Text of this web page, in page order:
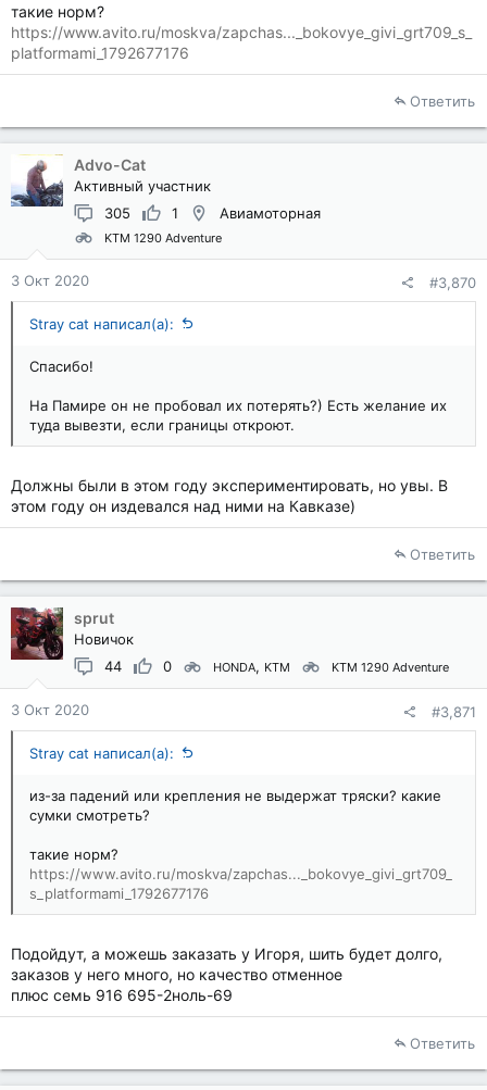
такие норм?
https://www.avito.ru/moskva/zapchas..._bokovye_givi_grt709_s_
platformami_1792677176
Ответить
Advo-Cat
Активный участник
305
1 Авиамоторная
KTM 1290 Adventure
3 Окт 2020 #3,870
Stray cat написал(а):
Спасибо!
На Памире он не пробовал их потерять?) Есть желание их
туда вывезти, если границы откроют.
Должны были в этом году экспериментировать, но увы. В
этом году он издевался над ними на Кавказе)
Ответить
sprut
Новичок
44
0 HONDA KTM KTM 1290 Adventure
3 Окт 2020 #3,871
Stray cat написал(а):
из-за падений или крепления не выдержат тряски? какие
сумки смотреть?
такие норм?
https://www.avito.ru/moskva/zapchas..._bokovye_givi_grt709_
s_platformami_1792677176
Подойдут, а можешь заказать у Игоря, шить будет долго,
заказов у него много, но качество отменное
плюс семь 916 695-2ноль-69
Ответить